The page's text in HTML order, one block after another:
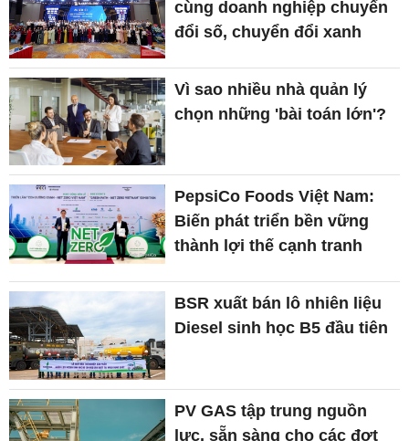
cùng doanh nghiệp chuyển
đổi số, chuyển đổi xanh
Vì sao nhiều nhà quản lý
chọn những 'bài toán lớn'?
PepsiCo Foods Việt Nam:
Biến phát triển bền vững
thành lợi thế cạnh tranh
BSR xuất bán lô nhiên liệu
Diesel sinh học B5 đầu tiên
PV GAS tập trung nguồn
lực, sẵn sàng cho các đợt